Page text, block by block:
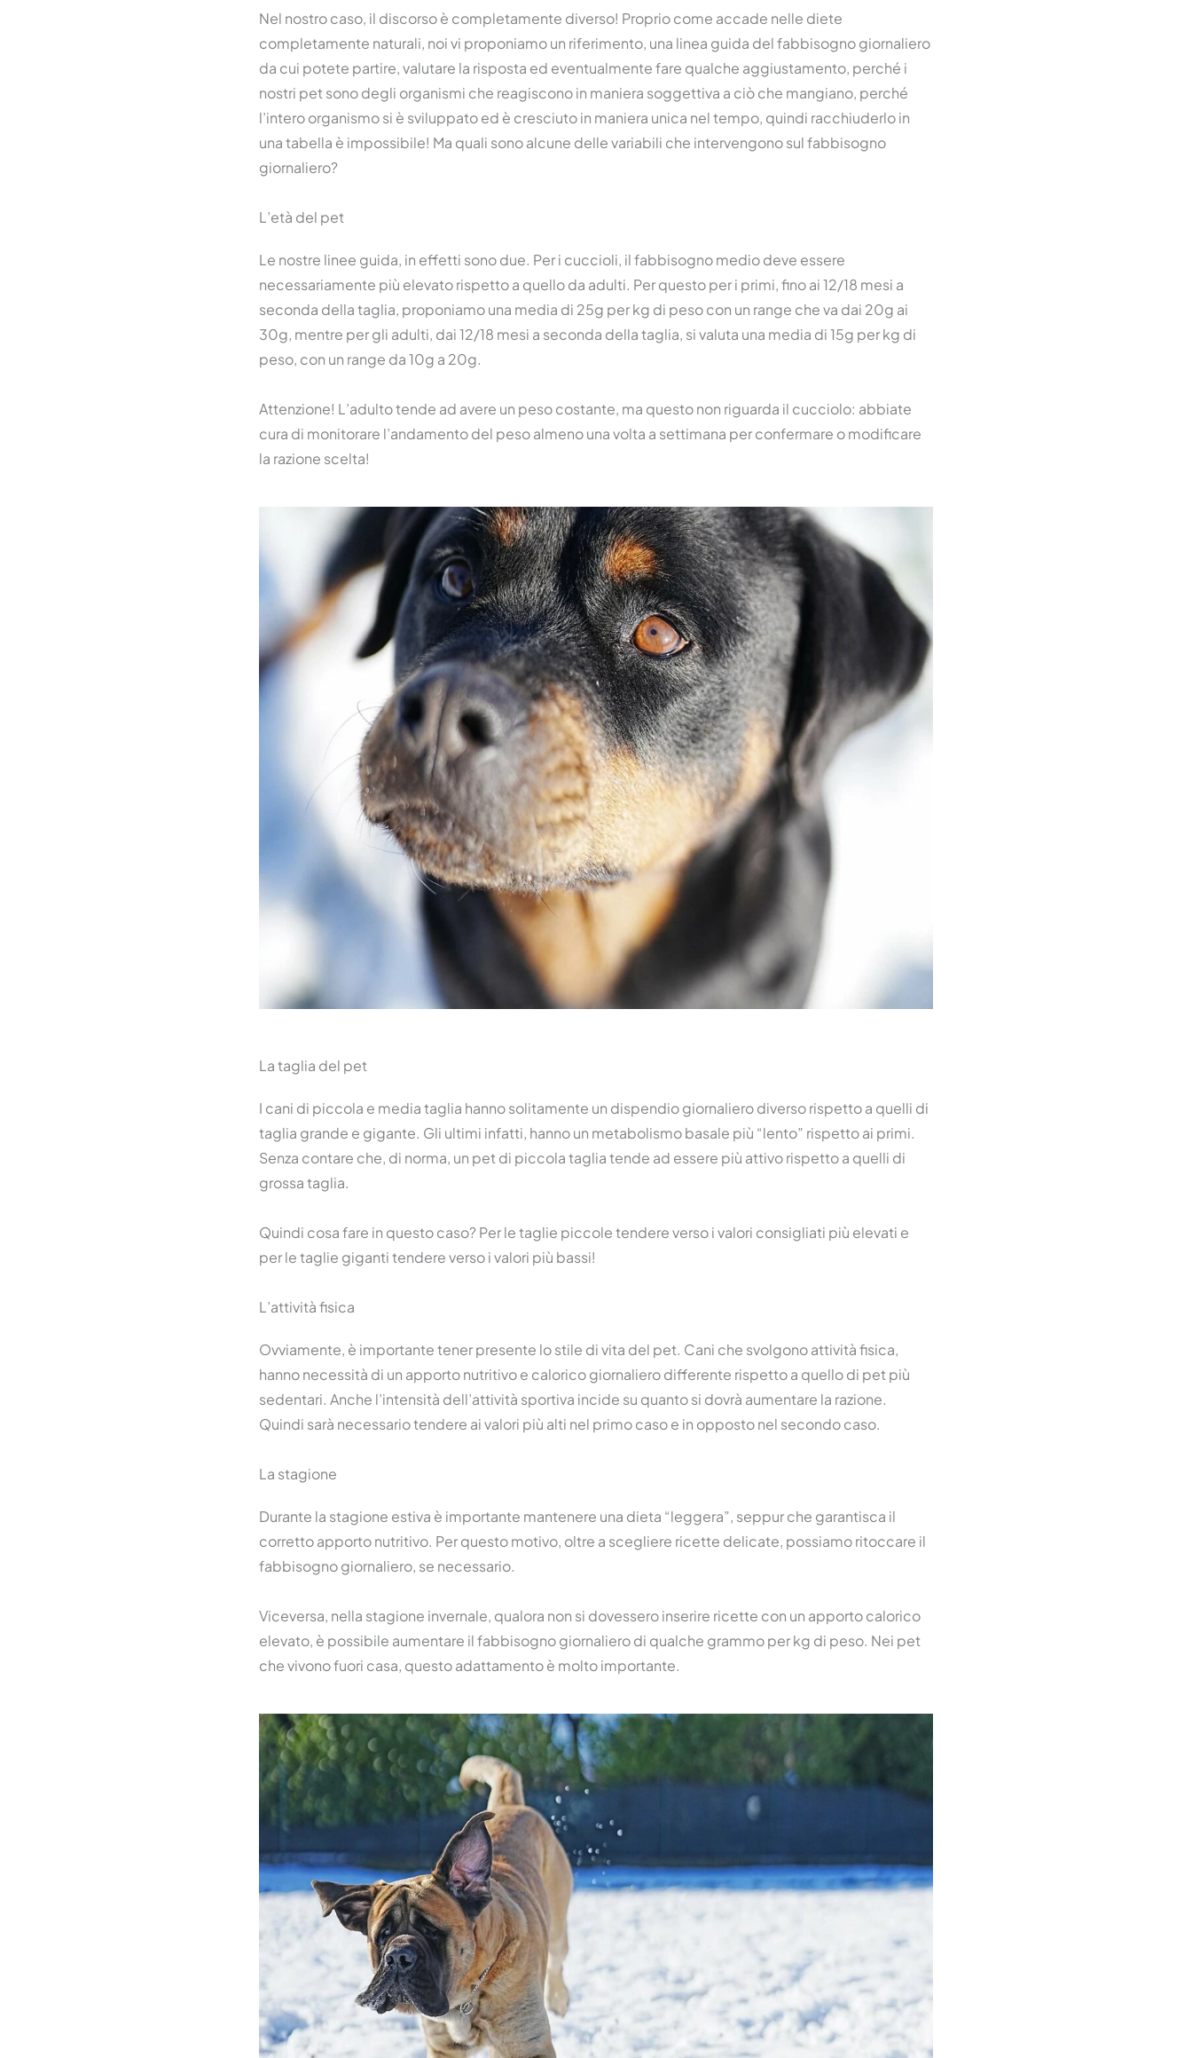
Nel nostro caso, il discorso è completamente diverso! Proprio come accade nelle diete
completamente naturali, noi vi proponiamo un riferimento, una linea guida del fabbisogno giornaliero
da cui potete partire, valutare la risposta ed eventualmente fare qualche aggiustamento, perché i
nostri pet sono degli organismi che reagiscono in maniera soggettiva a ciò che mangiano, perché
l’intero organismo si è sviluppato ed è cresciuto in maniera unica nel tempo, quindi racchiuderlo in
una tabella è impossibile! Ma quali sono alcune delle variabili che intervengono sul fabbisogno
giornaliero?
L’età del pet
Le nostre linee guida, in effetti sono due. Per i cuccioli, il fabbisogno medio deve essere
necessariamente più elevato rispetto a quello da adulti. Per questo per i primi, fino ai 12/18 mesi a
seconda della taglia, proponiamo una media di 25g per kg di peso con un range che va dai 20g ai
30g, mentre per gli adulti, dai 12/18 mesi a seconda della taglia, si valuta una media di 15g per kg di
peso, con un range da 10g a 20g.
Attenzione! L’adulto tende ad avere un peso costante, ma questo non riguarda il cucciolo: abbiate
cura di monitorare l’andamento del peso almeno una volta a settimana per confermare o modificare
la razione scelta!
La taglia del pet
I cani di piccola e media taglia hanno solitamente un dispendio giornaliero diverso rispetto a quelli di
taglia grande e gigante. Gli ultimi infatti, hanno un metabolismo basale più “lento” rispetto ai primi.
Senza contare che, di norma, un pet di piccola taglia tende ad essere più attivo rispetto a quelli di
grossa taglia.
Quindi cosa fare in questo caso? Per le taglie piccole tendere verso i valori consigliati più elevati e
per le taglie giganti tendere verso i valori più bassi!
L’attività fisica
Ovviamente, è importante tener presente lo stile di vita del pet. Cani che svolgono attività fisica,
hanno necessità di un apporto nutritivo e calorico giornaliero differente rispetto a quello di pet più
sedentari. Anche l’intensità dell’attività sportiva incide su quanto si dovrà aumentare la razione.
Quindi sarà necessario tendere ai valori più alti nel primo caso e in opposto nel secondo caso.
La stagione
Durante la stagione estiva è importante mantenere una dieta “leggera”, seppur che garantisca il
corretto apporto nutritivo. Per questo motivo, oltre a scegliere ricette delicate, possiamo ritoccare il
fabbisogno giornaliero, se necessario.
Viceversa, nella stagione invernale, qualora non si dovessero inserire ricette con un apporto calorico
elevato, è possibile aumentare il fabbisogno giornaliero di qualche grammo per kg di peso. Nei pet
che vivono fuori casa, questo adattamento è molto importante.